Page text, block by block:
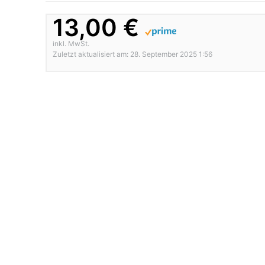
13,00 €
inkl. MwSt.
Zuletzt aktualisiert am: 28. September 2025 1:56